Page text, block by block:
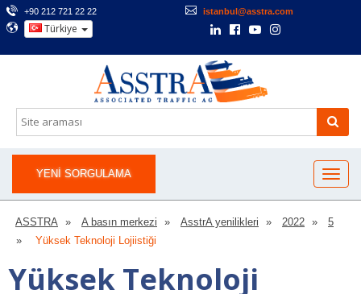
+90 212 721 22 22 istanbul@asstra.com
Türkiye
YENI SORGULAMA
ASSTRA A basın merkezi AsstrA yenilikleri 2022
5
Yüksek Teknoloji Lojiistiği
Yüksek Teknoloji